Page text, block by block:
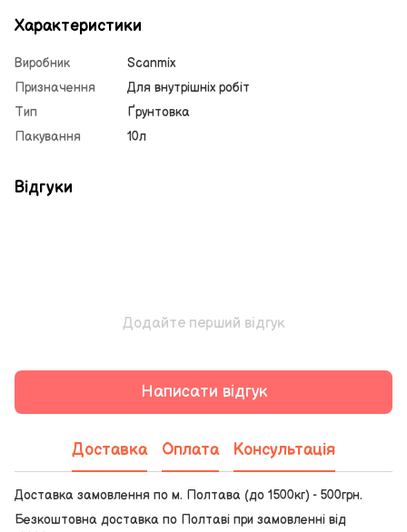
Характеристики
Виробник
Scanmix
Призначення
Для внутрішніх робіт
Тип
Ґрунтовка
Пакування
10л
Відгуки
Додайте перший відгук
Написати відгук
Доставка Оплата Консультація
Доставка замовлення по м. Полтава (до 1500кг) - 500грн.
Безкоштовна доставка по Полтаві при замовленні від